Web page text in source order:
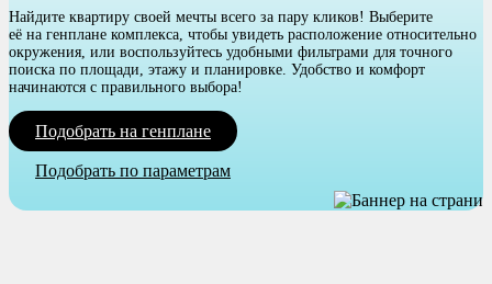
Найдите квартиру своей мечты всего за пару кликов! Выберите
её на генплане комплекса, чтобы увидеть расположение относительно
окружения, или воспользуйтесь удобными фильтрами для точного
поиска по площади, этажу и планировке. Удобство и комфорт
начинаются с правильного выбора!
Подобрать на генплане
Подобрать по параметрам